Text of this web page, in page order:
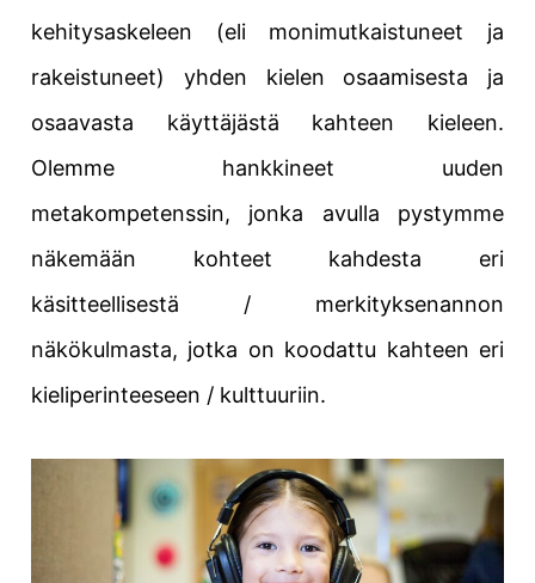
kehitysaskeleen (eli monimutkaistuneet ja
rakeistuneet) yhden kielen osaamisesta ja
osaavasta käyttäjästä kahteen kieleen.
Olemme hankkineet uuden
metakompetenssin, jonka avulla pystymme
näkemään kohteet kahdesta eri
käsitteellisestä / merkityksenannon
näkökulmasta, jotka on koodattu kahteen eri
kieliperinteeseen / kulttuuriin.